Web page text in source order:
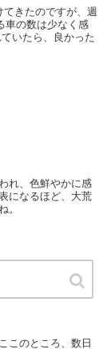
きたのですが、週
車の数は少なく感
いたら、良かった
れ、色鮮やかに感
になるほど、大荒
。
このところ、数日